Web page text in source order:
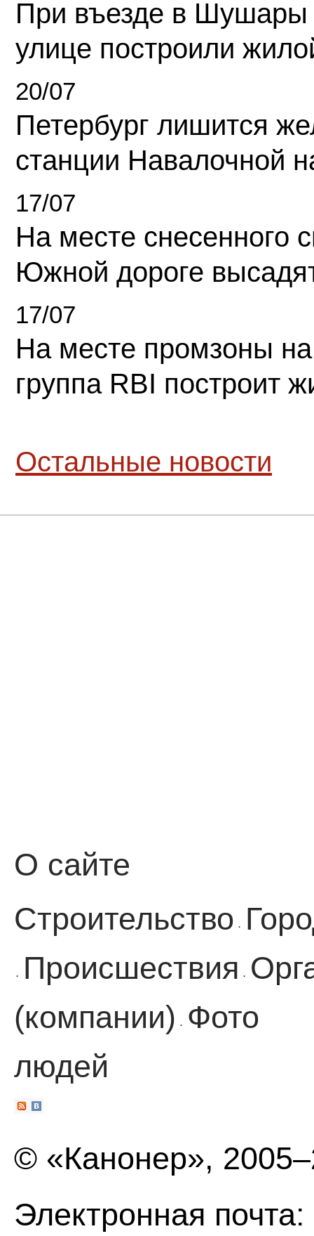
При въезде в Шушары
улице построили
20/07
Петербург лишится
станции Навалочной
17/07
На месте снесенного
Южной дороге
17/07
На месте промзоны
группа RBI построит
Остальные новости
О сайте
Строительство ·
· Происшествия ·
(компании)
·
Фото
людей
© «Канонер»,
Электронная почта: